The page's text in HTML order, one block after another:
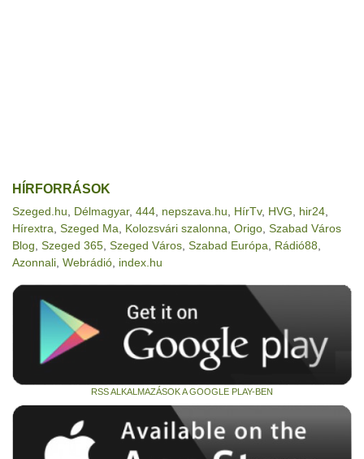
HÍRFORRÁSOK
Szeged.hu Délmagyar, 444 nepszava.hu HírTv, HVG hir24
Hírextra Szeged Ma Kolozsvári szalonna Origo Szabad Város
Blog Szeged 365 Szeged Város Szabad Európa Rádió88
Azonnali Webrádió index.hu
RSS ALKALMAZÁSOK A GOOGLE PLAY-BEN